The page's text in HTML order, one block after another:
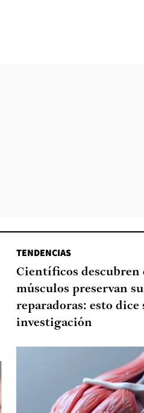
TENDENCIAS
Científicos descubren
músculos preservan
reparadoras: esto dice
investigación